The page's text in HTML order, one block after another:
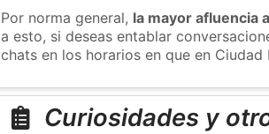
Por norma general, la mayor afluencia
a esto, si deseas entablar
chats en los horarios en que en
Curiosidades y